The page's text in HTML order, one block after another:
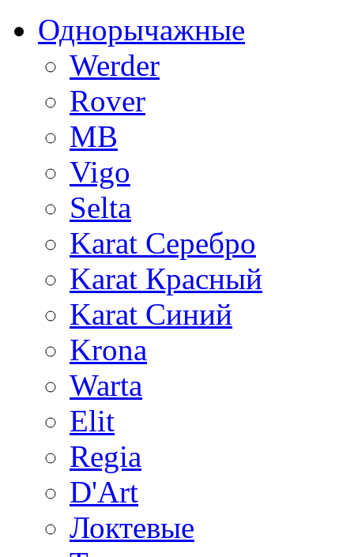
Однорычажные
Werder
Rover
MB
Vigo
Selta
Karat Серебро
Karat Красный
Karat Синий
Krona
Warta
Elit
Regia
D'Art
Локтевые